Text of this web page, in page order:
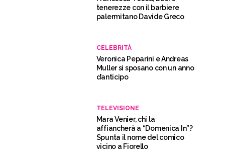
tenerezze con il barbiere
palermitano Davide Greco
CELEBRITÀ
Veronica Peparini e Andreas
Muller si sposano con un anno
d’anticipo
TELEVISIONE
Mara Venier, chi la
affiancherà a “Domenica In”?
Spunta il nome del comico
vicino a Fiorello